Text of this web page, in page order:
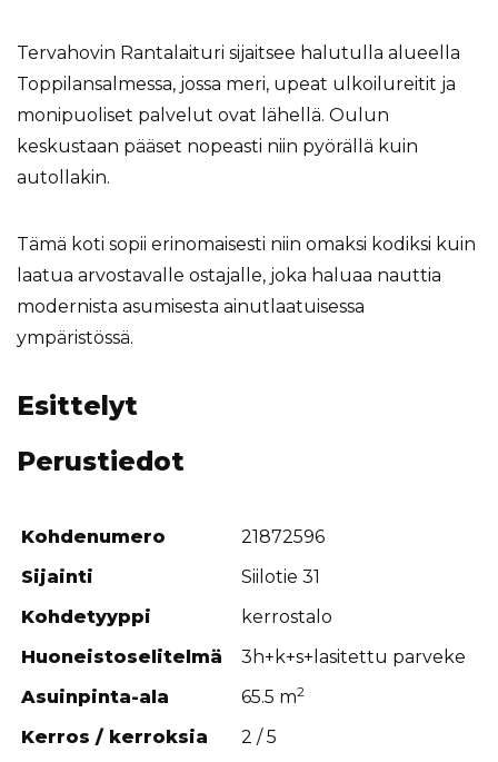
Tervahovin Rantalaituri sijaitsee halutulla alueella
Toppilansalmessa, jossa meri, upeat ulkoilureitit ja
monipuoliset palvelut ovat lähellä. Oulun
keskustaan pääset nopeasti niin pyörällä kuin
autollakin.
Tämä koti sopii erinomaisesti niin omaksi kodiksi kuin
laatua arvostavalle ostajalle, joka haluaa nauttia
modernista asumisesta ainutlaatuisessa
ympäristössä.
Esittelyt
Perustiedot
Kohdenumero
21872596
Sijainti
Siilotie 31
Kohdetyyppi
kerrostalo
Huoneistoselitelmä
3h+k+s+lasitettu parveke
Asuinpinta-ala
65.5 m2
Kerros / kerroksia
2 / 5